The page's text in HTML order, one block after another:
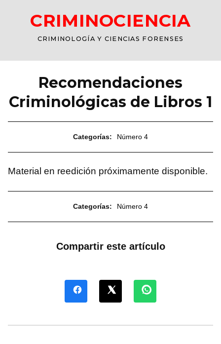
CRIMINOCIENCIA
CRIMINOLOGÍA Y CIENCIAS FORENSES
Recomendaciones
Criminológicas de Libros 1
Categorías: Número 4
Material en reedición próximamente disponible.
Categorías: Número 4
Compartir este artículo